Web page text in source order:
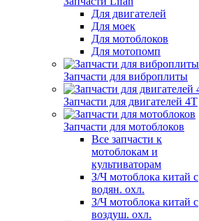
Для двигателей
Для моек
Для мотоблоков
Для мотопомп
Запчасти для виброплиты
Запчасти для двигателей 4Т
Запчасти для мотоблоков
Все запчасти к
мотоблокам и
культиваторам
З/Ч мотоблока китай с
водян. охл.
З/Ч мотоблока китай с
воздуш. охл.